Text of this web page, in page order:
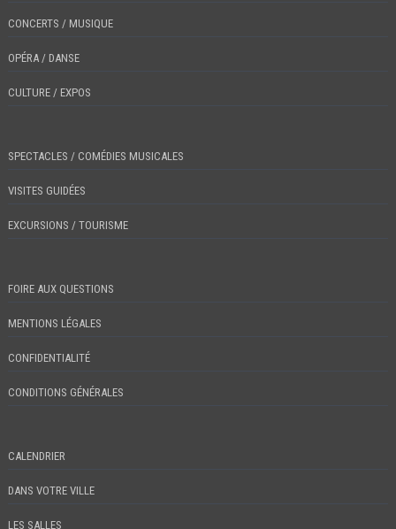
CONCERTS / MUSIQUE
OPÉRA / DANSE
CULTURE / EXPOS
SPECTACLES / COMÉDIES MUSICALES
VISITES GUIDÉES
EXCURSIONS / TOURISME
FOIRE AUX QUESTIONS
MENTIONS LÉGALES
CONFIDENTIALITÉ
CONDITIONS GÉNÉRALES
CALENDRIER
DANS VOTRE VILLE
LES SALLES